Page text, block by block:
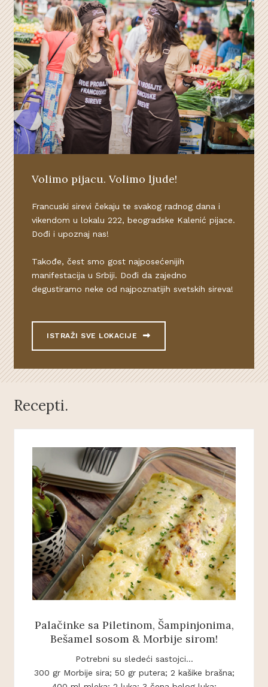
Volimo pijacu. Volimo ljude!
Francuski sirevi čekaju te svakog radnog dana i
vikendom u lokalu 222, beogradske Kalenić pijace.
Dođi i upoznaj nas!
Takođe, čest smo gost najposećenijih
manifestacija u Srbiji. Dođi da zajedno
degustiramo neke od najpoznatijih svetskih sireva!
ISTRAŽI SVE LOKACIJE
Recepti.
Palačinke sa Piletinom, Šampinjonima,
Bešamel sosom & Morbije sirom!
Potrebni su sledeći sastojci...
300 gr Morbije sira; 50 gr putera; 2 kašike brašna;